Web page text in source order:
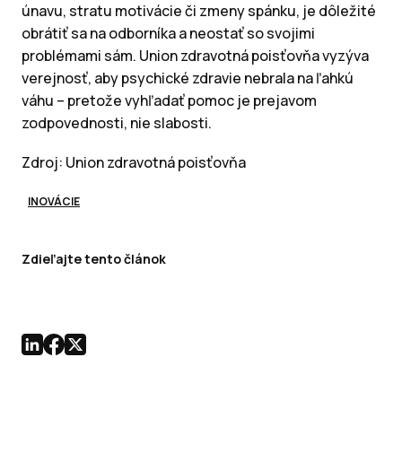
únavu, stratu motivácie či zmeny spánku, je dôležité
obrátiť sa na odborníka a neostať so svojimi
problémami sám. Union zdravotná poisťovňa vyzýva
verejnosť, aby psychické zdravie nebrala na ľahkú
váhu – pretože vyhľadať pomoc je prejavom
zodpovednosti, nie slabosti.
Zdroj: Union zdravotná poisťovňa
INOVÁCIE
Zdieľajte tento článok